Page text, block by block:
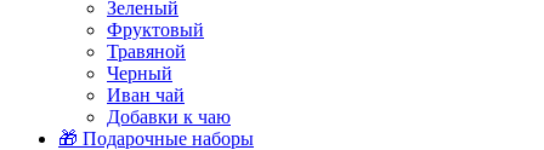
Зеленый
Фруктовый
Травяной
Черный
Иван чай
Добавки к чаю
🎁 Подарочные наборы